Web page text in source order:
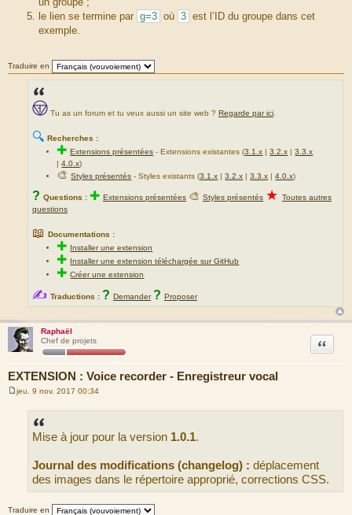
le lien se termine par g=3 où 3 est l’ID du groupe dans cet
exemple.
Traduire en
Tu as un forum et tu veux aussi un site web ? Regarde par ici
🔍 Recherches :
✚Extensions présentées -Extensions existantes (3.1.x |3.2.x |3.3.x
|4.0.x)
🎨Styles présentés - Styles existants (3.1.x |3.2.x |3.3.x |4.0.x)
? Questions : ✚ Extensions présentées 🎨 Styles présentés ★ Toutes autres
questions
📖 Documentations :
✚ Installer une extension
✚ Installer une extension téléchargée sur GitHub
✚Créer une extension
✍ Traductions : ? Demander ? Proposer
Raphaël
Chef de projets
EXTENSION : Voice recorder - Enregistreur vocal
Citation
jeu. 9 nov. 2017 00:34
Mise à jour pour la version 1.0.1.
Journal des modifications (changelog) : déplacement
des images dans le répertoire approprié, corrections CSS.
Traduire en